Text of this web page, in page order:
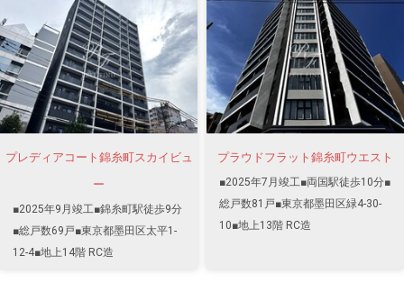
プレディアコート錦糸町スカイビュ
ー
■2025年9月竣工■錦糸町駅徒歩9分
■総戸数69戸■東京都墨田区太平1-
12-4■地上14階 RC造
プラウドフラット錦糸町ウエスト
■2025年7月竣工■両国駅徒歩10分■
総戸数81戸■東京都墨田区緑4-30-
10■地上13階 RC造